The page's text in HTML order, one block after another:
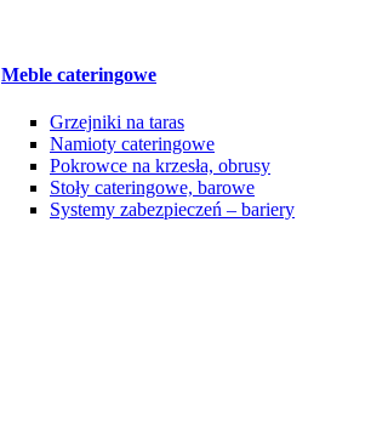
Meble cateringowe
Grzejniki na taras
Namioty cateringowe
Pokrowce na krzesła, obrusy
Stoły cateringowe, barowe
Systemy zabezpieczeń – bariery